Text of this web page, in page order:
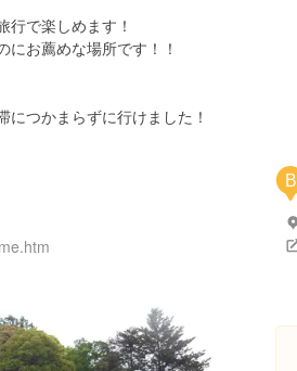
行で楽しめます！
にお薦めな場所です！！
つかまらずに行けました！
B